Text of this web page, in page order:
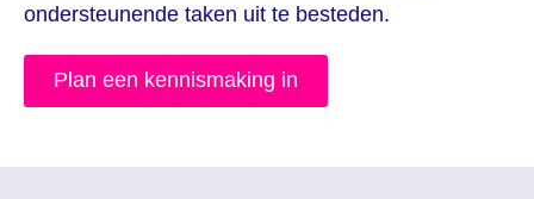
ondersteunende taken uit te besteden.
Plan een kennismaking in